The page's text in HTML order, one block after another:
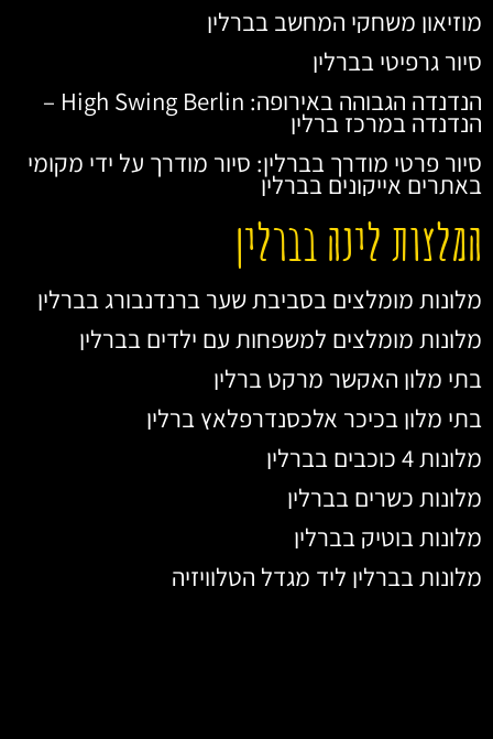
מוזיאון משחקי המחשב בברלין
סיור גרפיטי בברלין
הנדנדה הגבוהה באירופה: High Swing Berlin –
הנדנדה במרכז ברלין
סיור פרטי מודרך בברלין: סיור מודרך על ידי מקומי
באתרים אייקונים בברלין
המלצות לינה בברלין
מלונות מומלצים בסביבת שער ברנדנבורג בברלין
מלונות מומלצים למשפחות עם ילדים בברלין
בתי מלון האקשר מרקט ברלין
בתי מלון בכיכר אלכסנדרפלאץ ברלין
מלונות 4 כוכבים בברלין
מלונות כשרים בברלין
מלונות בוטיק בברלין
מלונות בברלין ליד מגדל הטלוויזיה